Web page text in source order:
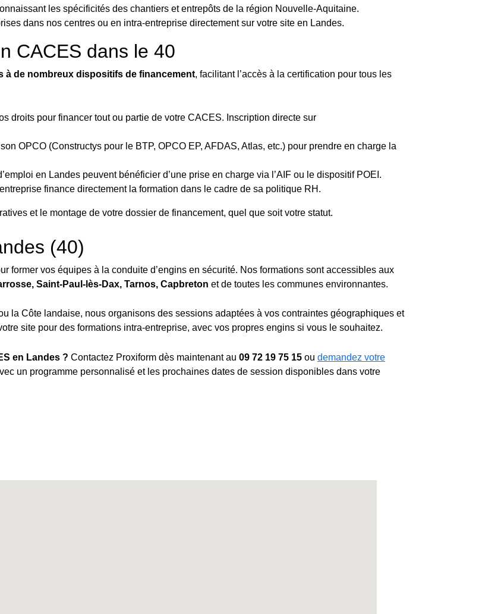
les spécificités des chantiers et entrepôts de la région Nouvelle-Aquitaine.
dans nos centres ou en intra-entreprise directement sur votre site en Landes.
CACES dans le 40
à de nombreux dispositifs de financement, facilitant l’accès à la certification pour tous les
droits pour financer tout ou partie de votre CACES. Inscription directe sur
OPCO (Constructys pour le BTP, OPCO EP, AFDAS, Atlas, etc.) pour prendre en charge la
en Landes peuvent bénéficier d’une prise en charge via l’AIF ou le dispositif POEI.
finance directement la formation dans le cadre de sa politique RH.
et le montage de votre dossier de financement, quel que soit votre statut.
(40)
former vos équipes à la conduite d’engins en sécurité. Nos formations sont accessibles aux
Saint-Paul-lès-Dax, Tarnos, Capbreton et de toutes les communes environnantes.
la Côte landaise, nous organisons des sessions adaptées à vos contraintes géographiques et
site pour des formations intra-entreprise, avec vos propres engins si vous le souhaitez.
en Landes ? Contactez Proxiform dès maintenant au 09 72 19 75 15 ou demandez votre
un programme personnalisé et les prochaines dates de session disponibles dans votre